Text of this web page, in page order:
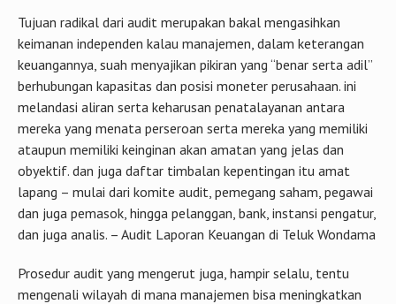
Tujuan radikal dari audit merupakan bakal mengasihkan
keimanan independen kalau manajemen, dalam keterangan
keuangannya, suah menyajikan pikiran yang “benar serta adil”
berhubungan kapasitas dan posisi moneter perusahaan. ini
melandasi aliran serta keharusan penatalayanan antara
mereka yang menata perseroan serta mereka yang memiliki
ataupun memiliki keinginan akan amatan yang jelas dan
obyektif. dan juga daftar timbalan kepentingan itu amat
lapang – mulai dari komite audit, pemegang saham, pegawai
dan juga pemasok, hingga pelanggan, bank, instansi pengatur,
dan juga analis. – Audit Laporan Keuangan di Teluk Wondama
Prosedur audit yang mengerut juga, hampir selalu, tentu
mengenali wilayah di mana manajemen bisa meningkatkan